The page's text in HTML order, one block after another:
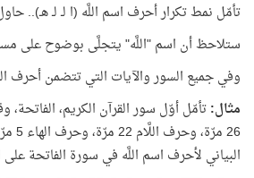
تأمّل نمط تكرار أحرف اسم اللَّه (ا لـ لـ هـ)..
ستلاحظ أن اسم "اللَّه" يتجلَّى بوضوح على
وفي جميع السور والآيات التي تتضمن أحرف
مثال:تأمّل أوّل سور القرآن الكريم،
26
البياني لأحرف اسم اللَّه في سورة الفاتحة على